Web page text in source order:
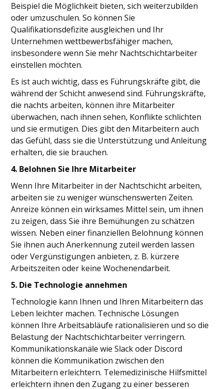
Beispiel die Möglichkeit bieten, sich weiterzubilden
oder umzuschulen. So können Sie
Qualifikationsdefizite ausgleichen und Ihr
Unternehmen wettbewerbsfähiger machen,
insbesondere wenn Sie mehr Nachtschichtarbeiter
einstellen möchten.
Es ist auch wichtig, dass es Führungskräfte gibt, die
während der Schicht anwesend sind. Führungskräfte,
die nachts arbeiten, können ihre Mitarbeiter
überwachen, nach ihnen sehen, Konflikte schlichten
und sie ermutigen. Dies gibt den Mitarbeitern auch
das Gefühl, dass sie die Unterstützung und Anleitung
erhalten, die sie brauchen.
4. Belohnen Sie Ihre Mitarbeiter
Wenn Ihre Mitarbeiter in der Nachtschicht arbeiten,
arbeiten sie zu weniger wünschenswerten Zeiten.
Anreize können ein wirksames Mittel sein, um ihnen
zu zeigen, dass Sie ihre Bemühungen zu schätzen
wissen. Neben einer finanziellen Belohnung können
Sie ihnen auch Anerkennung zuteil werden lassen
oder Vergünstigungen anbieten, z. B. kürzere
Arbeitszeiten oder keine Wochenendarbeit.
5. Die Technologie annehmen
Technologie kann Ihnen und Ihren Mitarbeitern das
Leben leichter machen. Technische Lösungen
können Ihre Arbeitsabläufe rationalisieren und so die
Belastung der Nachtschichtarbeiter verringern.
Kommunikationskanäle wie Slack oder Discord
können die Kommunikation zwischen den
Mitarbeitern erleichtern. Telemedizinische Hilfsmittel
erleichtern ihnen den Zugang zu einer besseren